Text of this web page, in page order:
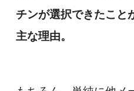
チンが選択できたこ
主な理由。